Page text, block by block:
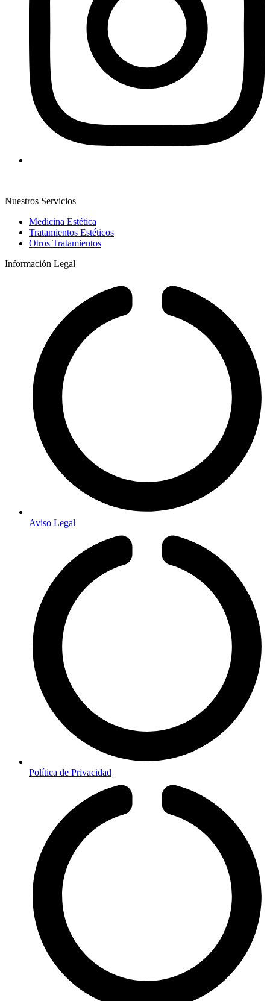
Nuestros Servicios
Medicina Estética
Tratamientos Estéticos
Otros Tratamientos
Información Legal
Aviso Legal
Política de Privacidad